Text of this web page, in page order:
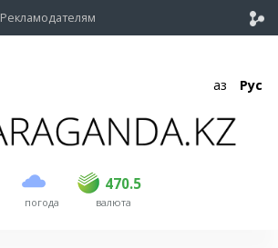
Рекламодателям
Қаз Рус
погода
470.5
USD 468.5 470.5
EUR валюта